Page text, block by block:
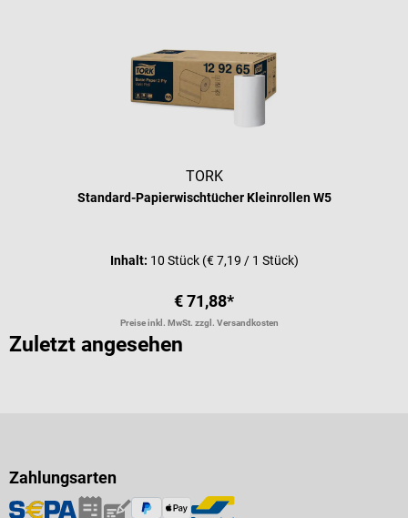
TORK
Standard-Papierwischtücher Kleinrollen W5
Inhalt: 10 Stück (€ 7,19 / 1 Stück)
€ 71,88*
Preise inkl. MwSt. zzgl. Versandkosten
Zuletzt angesehen
Zahlungsarten